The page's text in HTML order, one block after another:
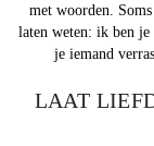
met woorden.
laten weten: ik ben
je iemand
LAAT